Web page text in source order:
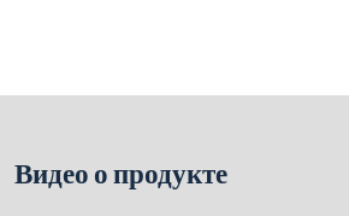
Видео о продукте